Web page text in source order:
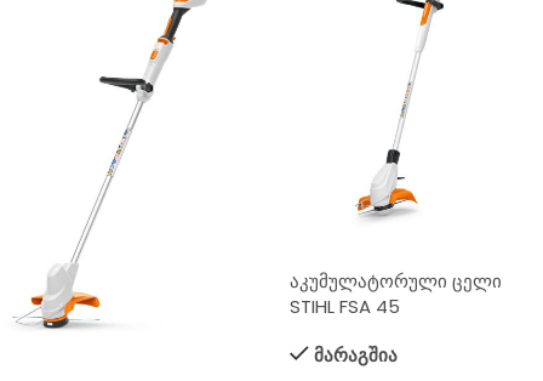
აკუმულატორული ცელი
STIHL FSA 45
მარაგშია